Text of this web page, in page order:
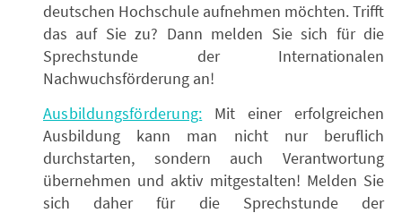
deutschen Hochschule aufnehmen möchten. Trifft
das auf Sie zu? Dann melden Sie sich für die
Sprechstunde der Internationalen
Nachwuchsförderung an!
Ausbildungsförderung:
Mit einer erfolgreichen
Ausbildung kann man nicht nur beruflich
durchstarten, sondern auch Verantwortung
übernehmen und aktiv mitgestalten! Melden Sie
sich daher für die Sprechstunde der